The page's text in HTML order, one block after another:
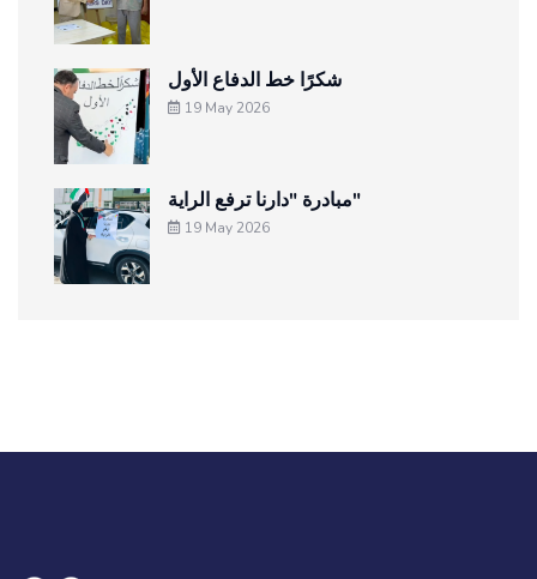
شكرًا خط الدفاع الأول
19 May 2026
مبادرة "دارنا ترفع الراية"
19 May 2026